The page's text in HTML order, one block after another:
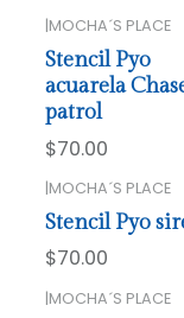
|MOCHA´S PLACE
Stencil Pyo
acuarela
patrol
$70.00
|MOCHA´S PLACE
Stencil Pyo
$70.00
|MOCHA´S PLACE